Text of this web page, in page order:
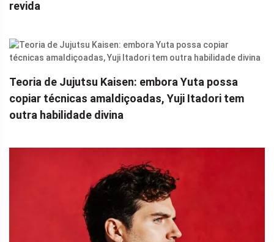
revida
Teoria de Jujutsu Kaisen: embora Yuta possa
copiar técnicas amaldiçoadas, Yuji Itadori tem
outra habilidade divina